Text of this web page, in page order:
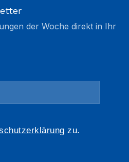
der Woche direkt in Ihr